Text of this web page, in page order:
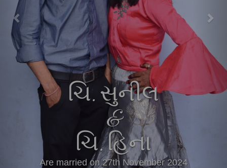
ચિ. સુનીલ
&
ચિ. હિના
Are married on 27th November 2024